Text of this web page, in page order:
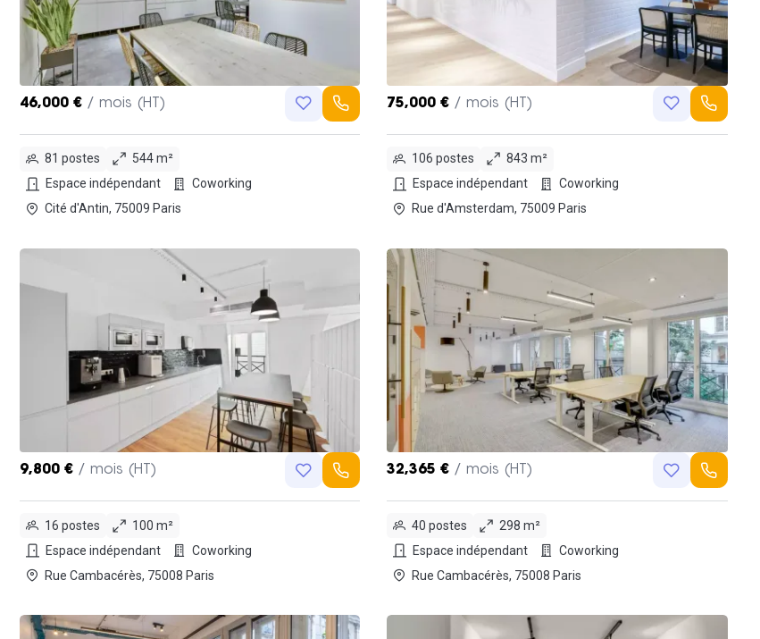
46,000 € / mois (HT)
81 postes
544 m²
Espace indépendant
Coworking
Cité d'Antin, 75009 Paris
75,000 € / mois (HT)
106 postes
843 m²
Espace indépendant
Coworking
Rue d'Amsterdam, 75009 Paris
9,800 € / mois (HT)
16 postes
100 m²
Espace indépendant
Coworking
Rue Cambacérès, 75008 Paris
32,365 € / mois (HT)
40 postes
298 m²
Espace indépendant
Coworking
Rue Cambacérès, 75008 Paris